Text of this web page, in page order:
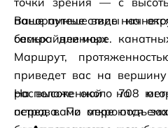
панорамные виды на
бескрайнее море.
Ваше путешествие
самых длинных
Маршрут,
приведет вас на вершину
расположенной на
острова. По мере
На высоте около 708
перед вами откроются